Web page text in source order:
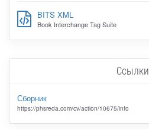
BITS XML
Book Interchange Tag Suite
Ссылки
Сборник
https://phsreda.com/cv/action/10675/info